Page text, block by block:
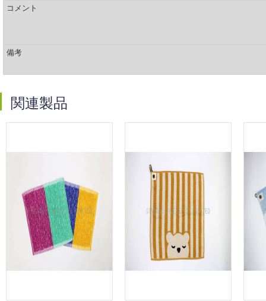
コメント
備考
関連製品